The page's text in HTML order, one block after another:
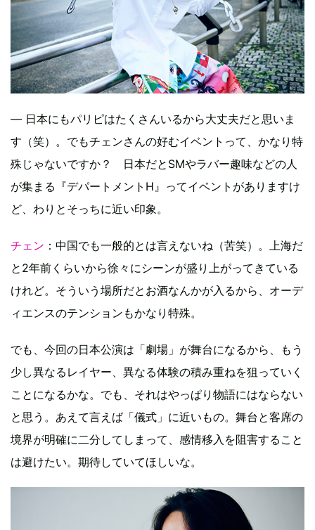
— 日本にもパリピはたくさんいるから大丈夫だと思いま
す（笑）。でもチェンさんの好むイベントって、かなり特
殊じゃないですか？ 日本だとSMやラバー趣味などの人
が集まる『デパートメントH』ってイベントがありますけ
ど、わりとそっちに近い印象。
チェン ：中国でも一般的とは言えないね（苦笑）。上海だ
と2年前くらいから徐々にシーンが盛り上がってきている
けれど。そういう場所だとお酒なんかが入るから、オーデ
ィエンスのテンションもかなり特殊。
でも、今回の日本公演は「劇場」が舞台になるから、もう
少し異なるレイヤー、異なる体験の積み重ねを狙っていく
ことになるかな。でも、それはやっぱり物語にはならない
と思う。あえて言えば「儀式」に近いもの。舞台と客席の
境界が明確に二分してしまって、感情移入を阻害すること
は避けたい。期待していてほしいな。